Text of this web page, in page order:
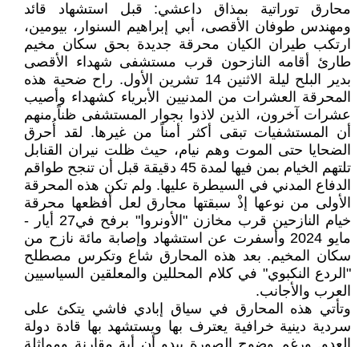
محارق توراتية بمذاق داعشي: قبل استشهاد قائد
ومهندس طوفان الأقصى، أبي إبراهيم السنوار، بيومين،
ارتكب طيران الكيان محرقة جديدة بحق سكان مخيم
طارئ أقامه النازحون قرب مستشفى شهداء الأقصى
بدير البلح ليلة الاثنين 14 تشرين الأول. راح ضحية هذه
المحرقة العشرات من المدنيين الأبرياء كشهداء وأصيب
عشرات آخرون، الذين لاذوا بجوار المستشفى ظناً منهم
أن المستشفيات تبقى أكثر أمناً من غيرها. لقد أُحرق
الضحايا حتى الموت وهم نيام، حيث ظلت نيران القنابل
تلتهم الخيام بمن فيها لمدة 45 دقيقة قبل أن تنجح طواقم
الدفاع المدني في السيطرة عليها. ولم تكن هذه المحرقة
الأولى من نوعها إذْ سبقتها محارق لعل أفظعها محرقة
خيام النازحين قرب مخازن "الأونروا" برفح في27 أيار -
مايو 2024 وأسفرت عن استشهاد وإصابة مائة نازح من
سكان المخيم. بعد هذه المحارق شاع وتكرس مصطلح
"الردع النكبوي" في كلام المحللين والمعلقين السياسيين
العرب والأجانب.
وتأتي هذه المحارق في سياق إبادي فاشي يتكئ على
سردية دينية خرافية يعترف بها ويستشهد بها قادة دولة